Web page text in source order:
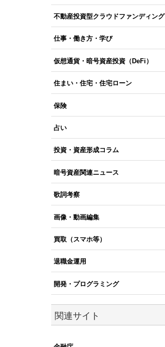
不動産投資型クラウドファンディング
仕事・働き方・学び
仮想通貨・暗号資産投資（DeFi）
住まい・住宅・住宅ローン
保険
占い
投資・資産形成コラム
暗号資産関連ニュース
歌詞考察
画像・動画編集
買取（スマホ等）
退職金運用
開発・プログラミング
関連サイト